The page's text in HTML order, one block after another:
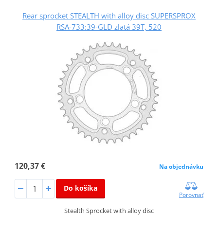
Rear sprocket STEALTH with alloy disc SUPERSPROX
RSA-733:39-GLD zlatá 39T, 520
120,37 € Na objednávku
Do košíka
Porovnať
Stealth Sprocket with alloy disc